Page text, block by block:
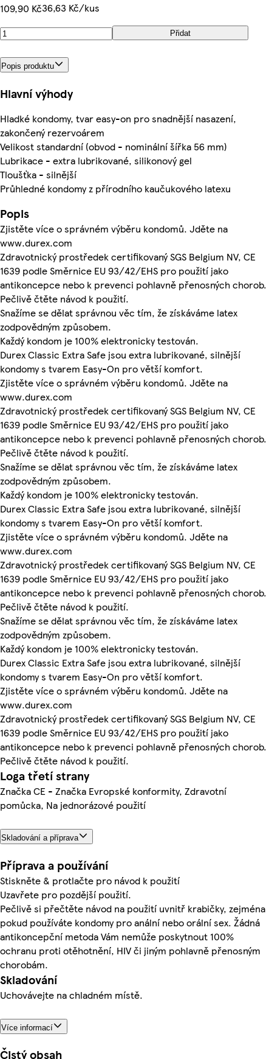
109,90 Kč36,63 Kč/kus
Přidat
Popis produktu
Hlavní výhody
Hladké kondomy, tvar easy-on pro snadnější nasazení,
zakončený rezervoárem
Velikost standardní (obvod - nominální šířka 56 mm)
Lubrikace - extra lubrikované, silikonový gel
Tloušťka - silnější
Průhledné kondomy z přírodního kaučukového latexu
Popis
Zjistěte více o správném výběru kondomů. Jděte na
www.durex.com
Zdravotnický prostředek certifikovaný SGS Belgium NV, CE
1639 podle Směrnice EU 93/42/EHS pro použití jako
antikoncepce nebo k prevenci pohlavně přenosných chorob.
Pečlivě čtěte návod k použití.
Snažíme se dělat správnou věc tím, že získáváme latex
zodpovědným způsobem.
Každý kondom je 100% elektronicky testován.
Durex Classic Extra Safe jsou extra lubrikované, silnější
kondomy s tvarem Easy-On pro větší komfort.
Zjistěte více o správném výběru kondomů. Jděte na
www.durex.com
Zdravotnický prostředek certifikovaný SGS Belgium NV, CE
1639 podle Směrnice EU 93/42/EHS pro použití jako
antikoncepce nebo k prevenci pohlavně přenosných chorob.
Pečlivě čtěte návod k použití.
Snažíme se dělat správnou věc tím, že získáváme latex
zodpovědným způsobem.
Každý kondom je 100% elektronicky testován.
Durex Classic Extra Safe jsou extra lubrikované, silnější
kondomy s tvarem Easy-On pro větší komfort.
Zjistěte více o správném výběru kondomů. Jděte na
www.durex.com
Zdravotnický prostředek certifikovaný SGS Belgium NV, CE
1639 podle Směrnice EU 93/42/EHS pro použití jako
antikoncepce nebo k prevenci pohlavně přenosných chorob.
Pečlivě čtěte návod k použití.
Snažíme se dělat správnou věc tím, že získáváme latex
zodpovědným způsobem.
Každý kondom je 100% elektronicky testován.
Durex Classic Extra Safe jsou extra lubrikované, silnější
kondomy s tvarem Easy-On pro větší komfort.
Zjistěte více o správném výběru kondomů. Jděte na
www.durex.com
Zdravotnický prostředek certifikovaný SGS Belgium NV, CE
1639 podle Směrnice EU 93/42/EHS pro použití jako
antikoncepce nebo k prevenci pohlavně přenosných chorob.
Pečlivě čtěte návod k použití.
Loga třetí strany
Značka CE - Značka Evropské konformity, Zdravotní
pomůcka, Na jednorázové použití
Skladování a příprava
Příprava a používání
Stiskněte & protlačte pro návod k použití
Uzavřete pro pozdější použití.
Pečlivě si přečtěte návod na použití uvnitř krabičky, zejména
pokud používáte kondomy pro anální nebo orální sex. Žádná
antikoncepční metoda Vám nemůže poskytnout 100%
ochranu proti otěhotnění, HIV či jiným pohlavně přenosným
chorobám.
Skladování
Uchovávejte na chladném místě.
Více informací
Čistý obsah